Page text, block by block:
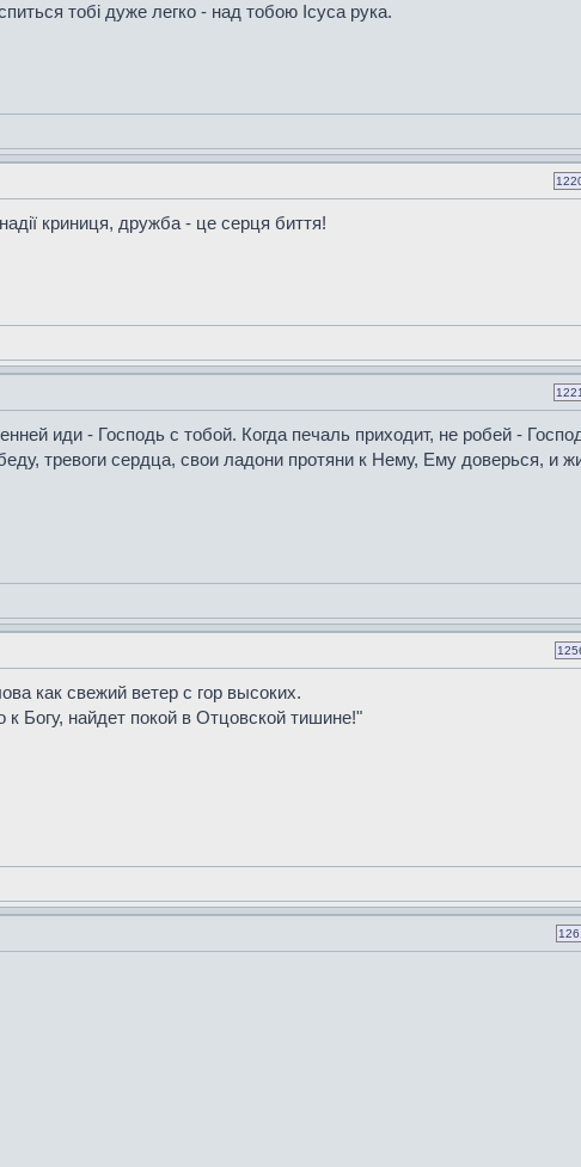
тобі дуже легко - над тобою Ісуса рука.
криниця, дружба - це серця биття!
иди - Господь с тобой. Когда печаль приходит, не робей -
тревоги сердца, свои ладони протяни к Нему, Ему доверься, и
как свежий ветер с гор высоких.
Богу, найдет покой в Отцовской тишине!"